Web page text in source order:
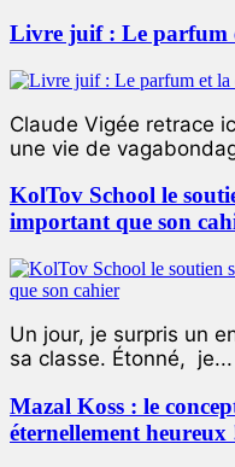
Livre juif : Le parfum
Claude Vigée retrace
une vie de
KolTov School le
important que son
Un jour, je surpris un
sa classe. Étonné, je...
Mazal Koss : le
éternellement heureux